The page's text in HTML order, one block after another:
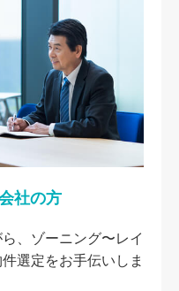
社の方
、ゾーニング〜レイ
選定をお手伝いしま